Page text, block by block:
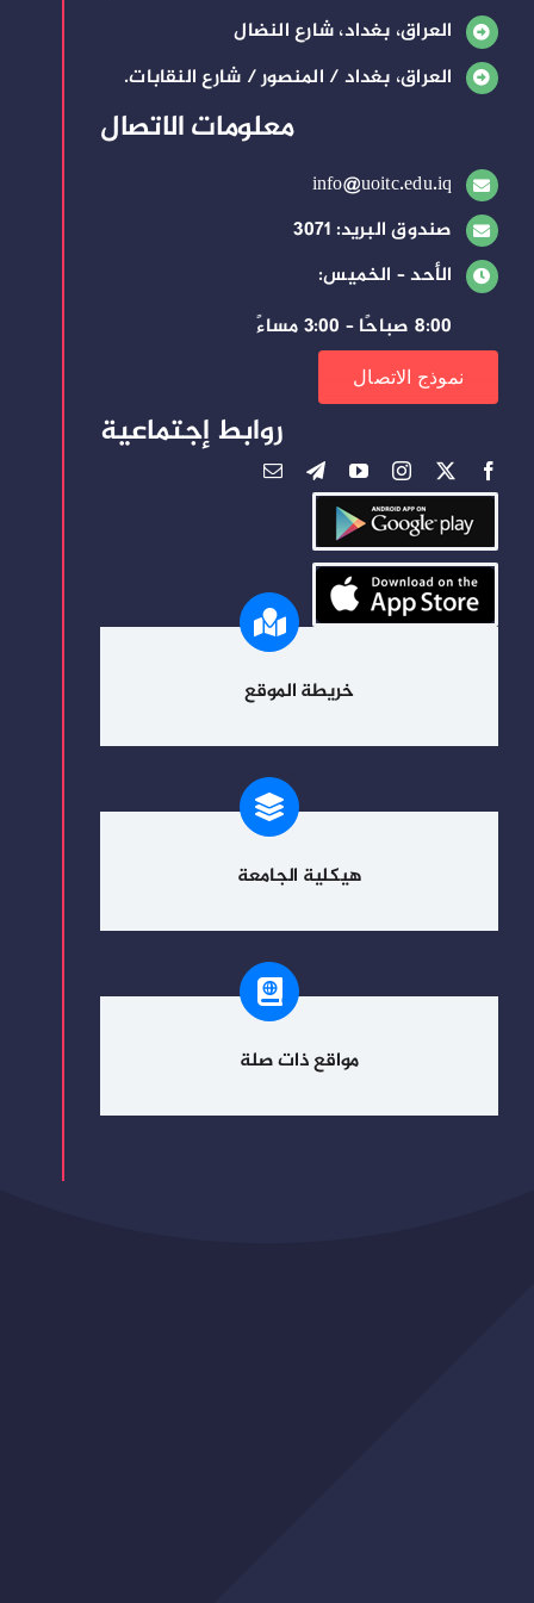
العراق، بغداد، شارع النضال
العراق، بغداد / المنصور / شارع النقابات.
معلومات الاتصال
info@uoitc.edu.iq
صندوق البريد: 3071
الأحد – الخميس:
8:00 صباحًا – 3:00 مساءً
نموذج الاتصال
روابط إجتماعية
خريطة الموقع
هيكلية الجامعة
مواقع ذات صلة